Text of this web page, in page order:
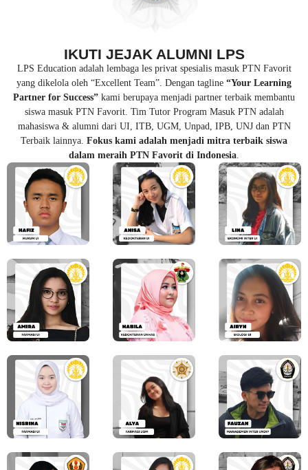
IKUTI JEJAK ALUMNI LPS
LPS Education adalah lembaga les privat spesialis masuk PTN Favorit
yang dikelola oleh “Excellent Team”. Dengan tagline “Your Learning
Partner for Success” kami berupaya menjadi partner terbaik membantu
siswa masuk PTN Favorit. Tim Tutor Program Masuk PTN adalah
mahasiswa & alumni dari UI, ITB, UGM, Unpad, IPB, UNJ dan PTN
Terbaik lainnya. Fokus kami adalah menjadi mitra terbaik siswa
dalam meraih PTN Favorit di Indonesia